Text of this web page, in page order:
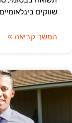
שווקים
המשך קריאה »